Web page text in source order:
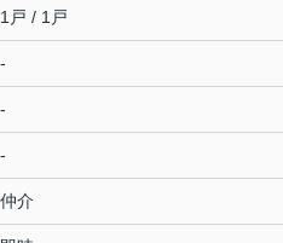
1戸 / 1戸
-
-
-
仲介